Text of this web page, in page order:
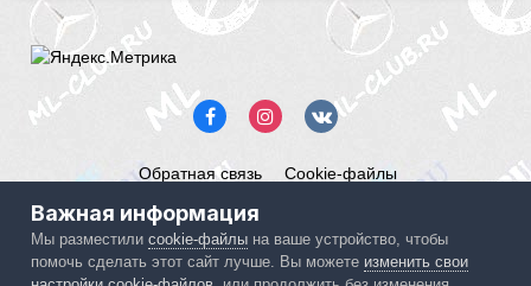
Обратная связь Cookie-файлы
Powered by Invision Community
Важная информация
Мы разместилиcookie-файлы на ваше устройство, чтобы
помочь сделать этот сайт лучше. Вы можете изменить свои
IPS spam blocked by CleanTalk.